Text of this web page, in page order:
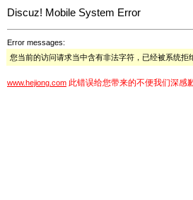
Discuz! Mobile System Error
Error messages:
您当前的访问请求当中含有非法字符，已经被系统拒
www.hejiong.com 此错误给您带来的不便我们深感